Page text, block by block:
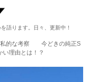
語ります。日々、更新中！
私的な考察 今どきの純正S
い理由とは！？